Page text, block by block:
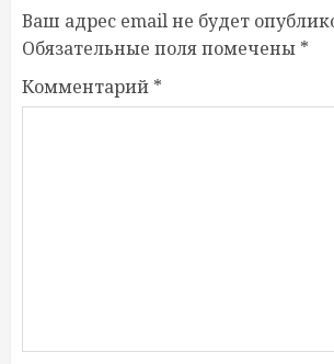
Ваш адрес email не будет
Обязательные поля помечены *
Комментарий *